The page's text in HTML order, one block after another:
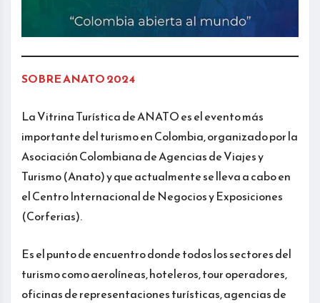
SOBRE ANATO 2024
La Vitrina Turística de ANATO es el evento más
importante del turismo en Colombia, organizado por la
Asociación Colombiana de Agencias de Viajes y
Turismo (Anato) y que actualmente se lleva a cabo en
el Centro Internacional de Negocios y Exposiciones
(Corferias).
Es el punto de encuentro donde todos los sectores del
turismo como aerolíneas, hoteleros, tour operadores,
oficinas de representaciones turísticas, agencias de